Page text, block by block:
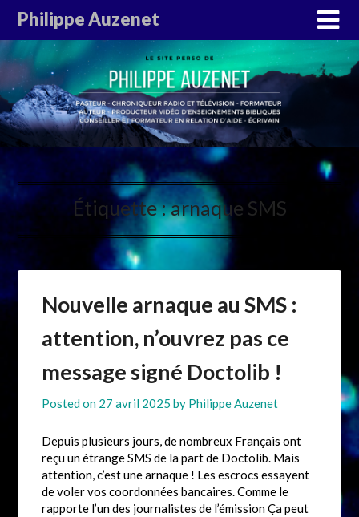
Philippe Auzenet
Étiquette :arnaque SMS
Nouvelle arnaque au SMS :
attention, n’ouvrez pas ce
message signé Doctolib !
Posted on 27 avril 2025 by Philippe Auzenet
Depuis plusieurs jours, de nombreux Français ont
reçu un étrange SMS de la part de Doctolib. Mais
attention, c’est une arnaque ! Les escrocs essayent
de voler vos coordonnées bancaires. Comme le
rapporte l’un des journalistes de l’émission Ça peut